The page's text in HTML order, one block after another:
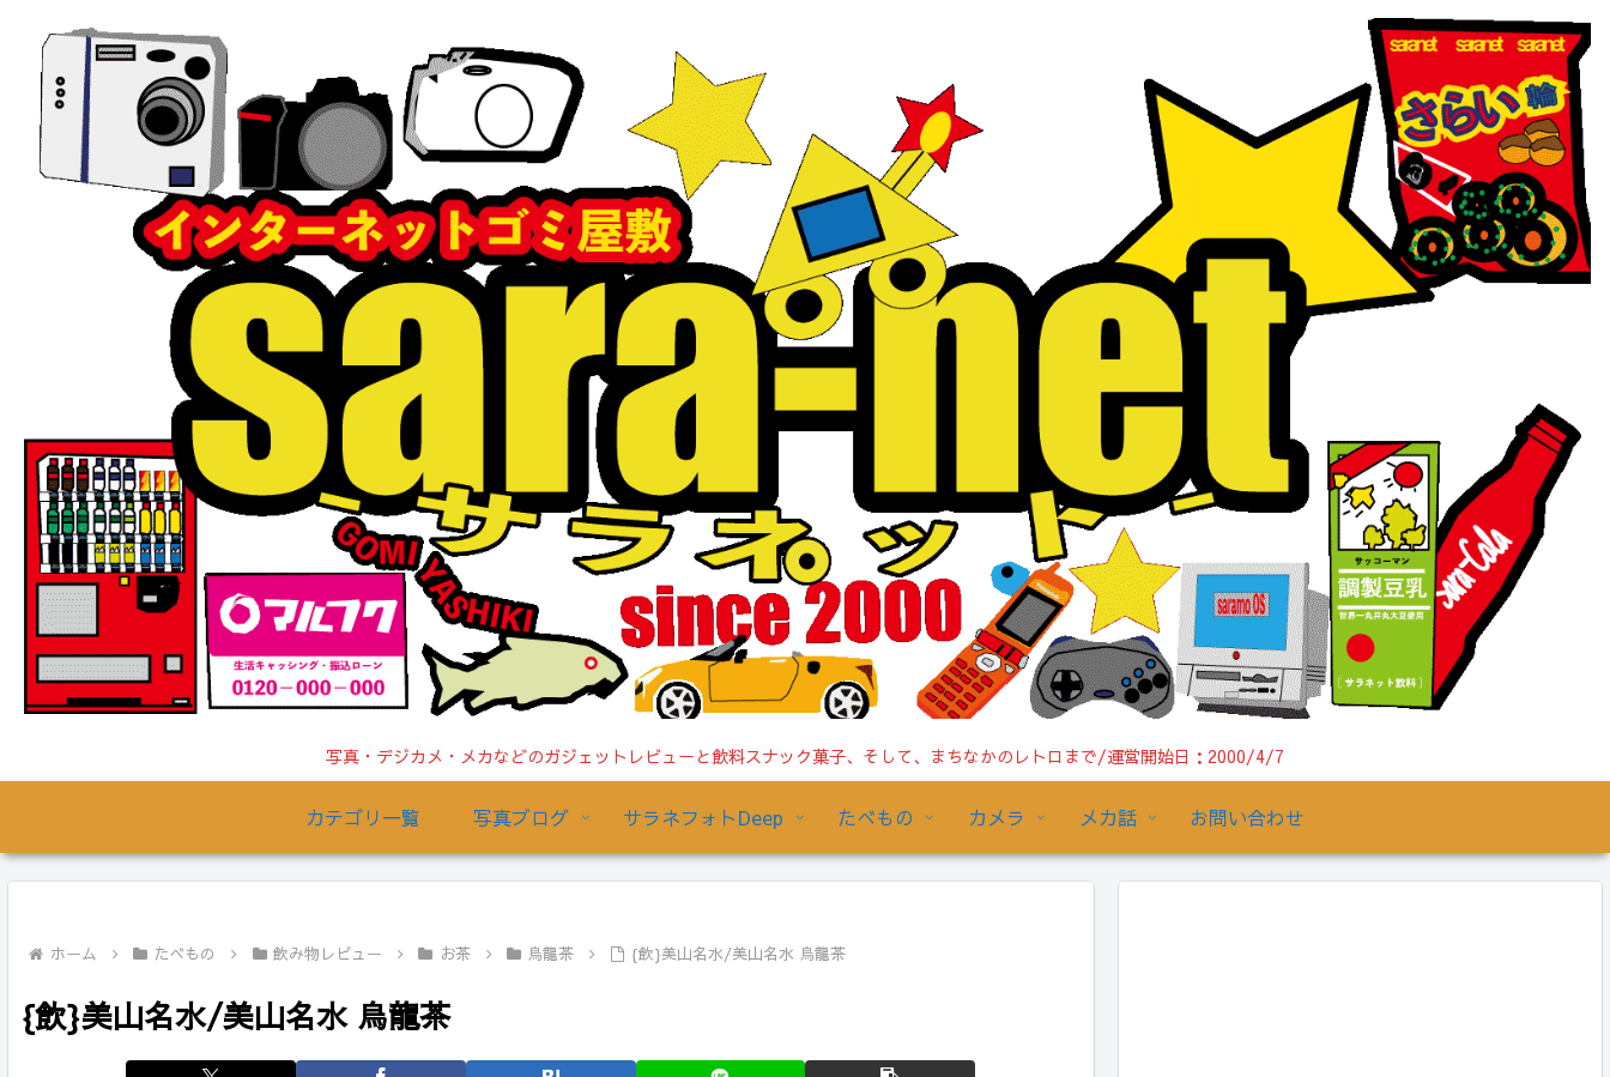
写真・デジカメ・メカなどのガジェットレビューと飲料スナック菓子、そして、まちなかのレトロまで/運営開始日：2000/4/7
カテゴリ一覧 写真ブログ サラネフォトDeep たべもの カメラ メカ話 お問い合わせ
ホーム たべもの 飲み物レビュー お茶 烏龍茶 {飲}美山名水/美山名水 烏龍茶
{飲}美山名水/美山名水 烏龍茶